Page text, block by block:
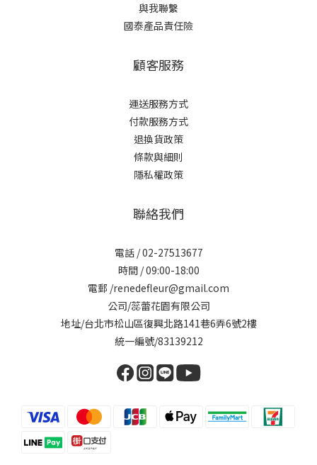
與我聯繫
國泰產品責任險
顧客服務
運送服務方式
付款服務方式
退換貨政策
條款與細則
隱私權政策
聯絡我們
電話 / 02-27513677
時間 / 09:00-18:00
電郵 /renedefleur@gmail.com
公司/蕊蕾花園有限公司
地址/台北市松山區復興北路141巷6弄6號2樓
統一編號/83139212